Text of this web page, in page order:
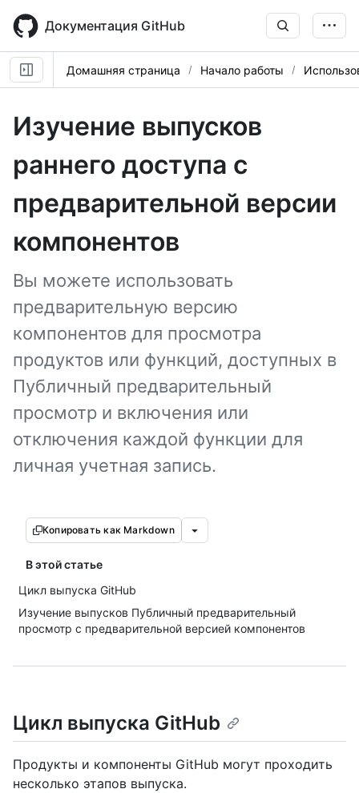
main
content
Документация GitHub
Домашняя страница Начало работы
Изучение выпусков
раннего доступа с
предварительной версии
компонентов
Вы можете использовать
предварительную версию
компонентов для просмотра
продуктов или функций, доступных в
Публичный предварительный
просмотр и включения или
отключения каждой функции для
личная учетная запись.
Копировать как Markdown
В этой статье
Цикл выпуска GitHub
Изучение выпусков Публичный предварительный
просмотр с предварительной версией компонентов
Цикл выпуска GitHub
Продукты и компоненты GitHub могут проходить
несколько этапов выпуска.